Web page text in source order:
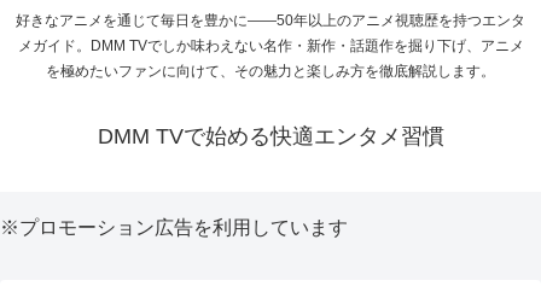
好きなアニメを通じて毎日を豊かに――50年以上のアニメ視聴歴を持つエンタ
メガイド。DMM TVでしか味わえない名作・新作・話題作を掘り下げ、アニメ
を極めたいファンに向けて、その魅力と楽しみ方を徹底解説します。
DMM TVで始める快適エンタメ習慣
※プロモーション広告を利用しています